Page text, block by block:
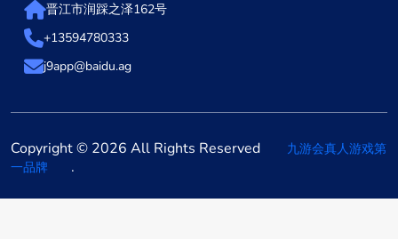
晋江市润踩之泽162号
+13594780333
j9app@baidu.ag
Copyright © 2026 All Rights Reserved
九游会真人游戏第
一品牌
.